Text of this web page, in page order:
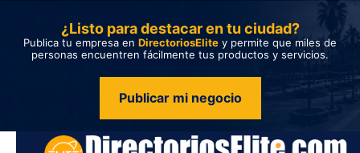
¿Listo para destacar en tu ciudad?
Publica tu empresa en DirectoriosElite y permite que miles de
personas encuentren fácilmente tus productos y servicios.
Publicar mi negocio